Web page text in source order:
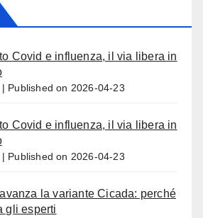
Covid e influenza, il via libera in
Published on 2026-04-23
Covid e influenza, il via libera in
Published on 2026-04-23
la variante Cicada: perché
gli esperti